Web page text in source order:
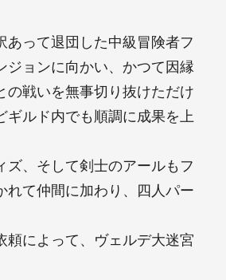
って退団した中級冒険者フ
ジョンに向かい、かつて因縁
の戦いを無事切り抜けただけ
ルド内でも順調に成果を上
、そして剣士のアールもフ
れて仲間に加わり、四人パー
頼によって、ヴェルデ大迷宮